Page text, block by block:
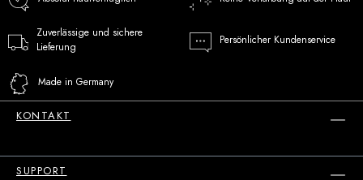
Zuverlässige und sichere
Lieferung
Persönlicher Kundenservice
Made in Germany
KONTAKT
SUPPORT